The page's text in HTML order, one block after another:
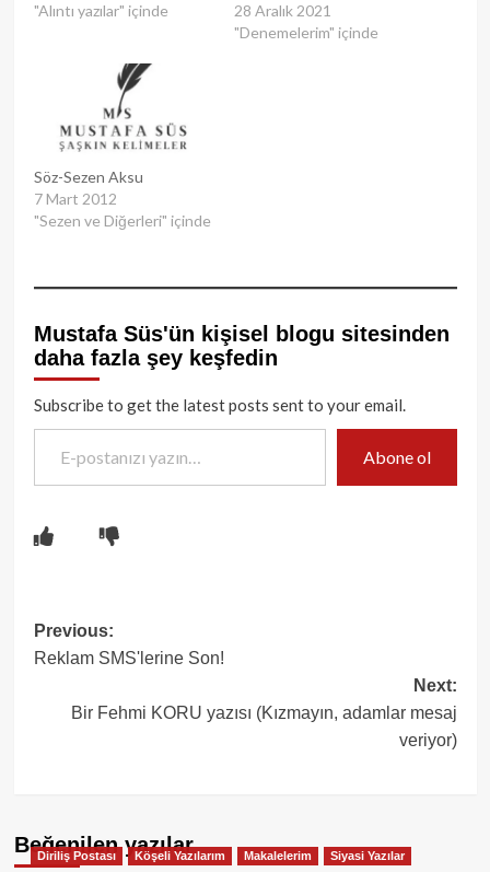
"Alıntı yazılar" içinde
28 Aralık 2021
"Denemelerim" içinde
Söz-Sezen Aksu
7 Mart 2012
"Sezen ve Diğerleri" içinde
Mustafa Süs'ün kişisel blogu sitesinden
daha fazla şey keşfedin
Subscribe to get the latest posts sent to your email.
E-postanızı yazın…
Abone ol
Post
navigation
Previous:
Reklam SMS'lerine Son!
Next:
Bir Fehmi KORU yazısı (Kızmayın, adamlar mesaj
veriyor)
Beğenilen yazılar
Diriliş Postası Köşeli Yazılarım Makalelerim Siyasi Yazılar